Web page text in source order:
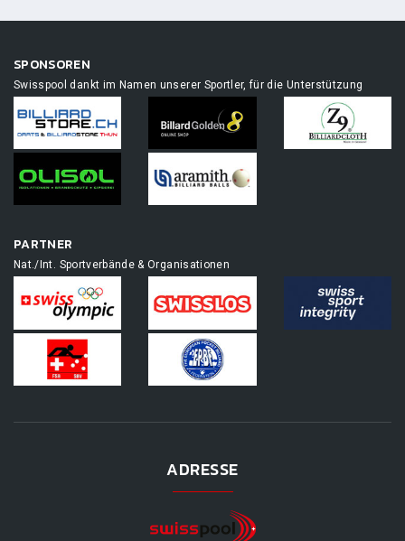
SPONSOREN
Swisspool dankt im Namen unserer Sportler, für die Unterstützung
PARTNER
Nat./Int. Sportverbände & Organisationen
ADRESSE